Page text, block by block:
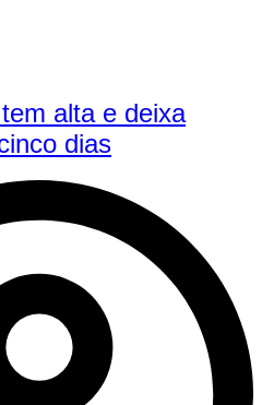
alta e deixa
dias